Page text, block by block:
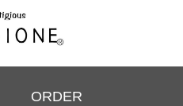
ORDER